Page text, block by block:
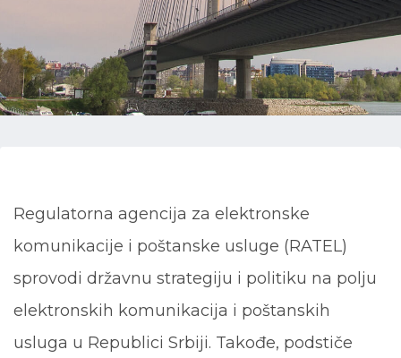
Regulatorna agencija za elektronske
komunikacije i poštanske usluge (RATEL)
sprovodi državnu strategiju i politiku na polju
elektronskih komunikacija i poštanskih
usluga u Republici Srbiji. Takođe, podstiče